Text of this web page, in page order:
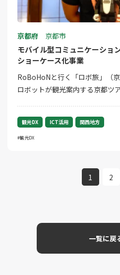
京都府 京都市
モバイル型コミュニケーショ
ショーケース化事業
RoBoHoNと行く「ロボ旅」（
ロボットが観光案内する京都ツ
観光DX ICT活用 関西地方
観光DX
1 2
次へ
一覧に戻